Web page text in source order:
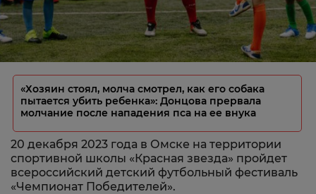
«Хозяин стоял, молча смотрел, как его собака
пытается убить ребенка»: Донцова прервала
молчание после нападения пса на ее внука
20 декабря 2023 года в Омске на территории
спортивной школы «Красная звезда» пройдет
всероссийский детский футбольный фестиваль
«Чемпионат Победителей».